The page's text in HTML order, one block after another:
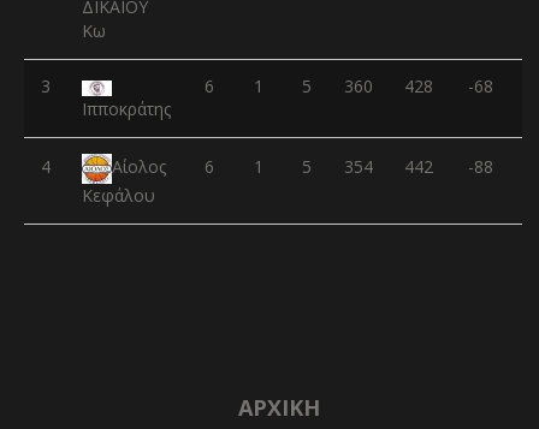
ΔΙΚΑΙΟΥ
Κω
3
Ιπποκράτης
6 1 5 360 428 -68
4
Αίολος
Κεφάλου
6 1 5 354 442 -88
ΑΡΧΙΚΉ